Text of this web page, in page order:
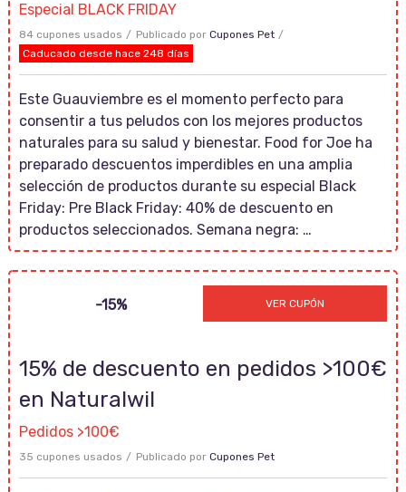
Especial BLACK FRIDAY
84 cupones usados Publicado por Cupones Pet
Caducado desde hace 248 días
Este Guauviembre es el momento perfecto para
consentir a tus peludos con los mejores productos
naturales para su salud y bienestar. Food for Joe ha
preparado descuentos imperdibles en una amplia
selección de productos durante su especial Black
Friday: Pre Black Friday: 40% de descuento en
productos seleccionados. Semana negra: …
-15% VER CUPÓN
15% de descuento en pedidos >100€
en Naturalwil
Pedidos >100€
35 cupones usados Publicado por Cupones Pet